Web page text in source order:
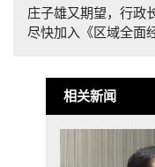
庄子雄又期望，行政
尽快加入《区域全面
相关新闻